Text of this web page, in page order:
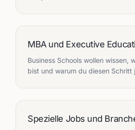
MBA und Executive
Business Schools wollen wissen,
bist und warum du diesen Schritt
Spezielle Jobs und